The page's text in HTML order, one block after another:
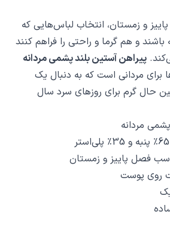
و زمستان، انتخاب لباس‌هایی که
و هم گرما و راحتی را فراهم کنند
پیراهن آستین بلند پشمی مردانه
برای مردانی است که به دنبال یک
حال گرم برای روزهای سرد سال
مردانه
فصل پاییز و زمستان
روی پوست